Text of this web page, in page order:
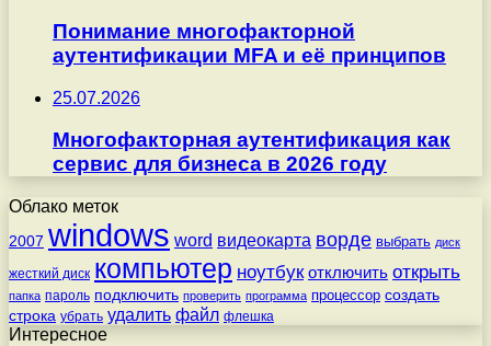
Понимание многофакторной
аутентификации MFA и её принципов
25.07.2026
Многофакторная аутентификация как
сервис для бизнеса в 2026 году
Облако меток
2007 windows word видеокарта ворде выбрать диск
жесткий диск компьютер ноутбук отключить открыть
папка пароль подключить проверить программа процессор создать
строка убрать удалить файл флешка
Интересное